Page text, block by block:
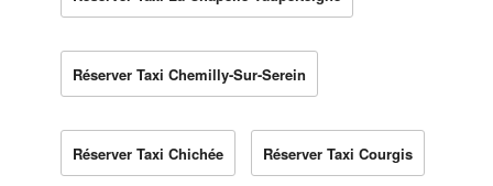
Réserver Taxi Chemilly-Sur-Serein
Réserver Taxi Chichée Réserver Taxi Courgis